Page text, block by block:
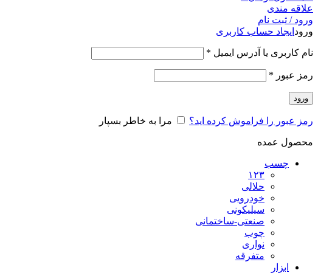
علاقه مندی
ورود / ثبت نام
ورود ایجاد حساب کاربری
نام کاربری یا آدرس ایمیل *
رمز عبور *
ورود
رمز عبور را فراموش کرده اید؟ مرا به خاطر بسپار
محصول عمده
چسب
۱۲۳
حلالی
خودرویی
سیلیکونی
صنعتی-ساختمانی
چوب
نواری
متفرقه
ابزار